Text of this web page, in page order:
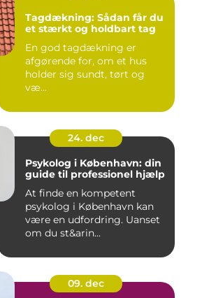
Tagdækning: Sådan får du
et stærkt og holdbart tag
En god tagdækning er
afgørende for, om et hus
holder sig sundt, tørt og
væ...
24. dec
Psykolog i København: din
guide til professionel hjælp
At finde en kompetent
psykolog i København kan
være en udfordring. Uanset
om du st&arin...
09. dec